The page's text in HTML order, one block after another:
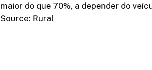
maior do que 70%, a depender do
Source: Rural